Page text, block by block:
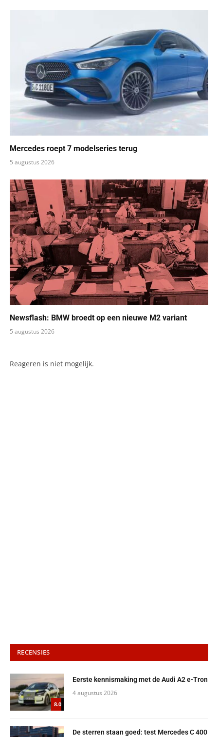
Mercedes roept 7 modelseries terug
5 augustus 2026
Newsflash: BMW broedt op een nieuwe M2 variant
5 augustus 2026
Reageren is niet mogelijk.
RECENSIES
8.0
Eerste kennismaking met de Audi A2 e-Tron
4 augustus 2026
De sterren staan goed: test Mercedes C 400